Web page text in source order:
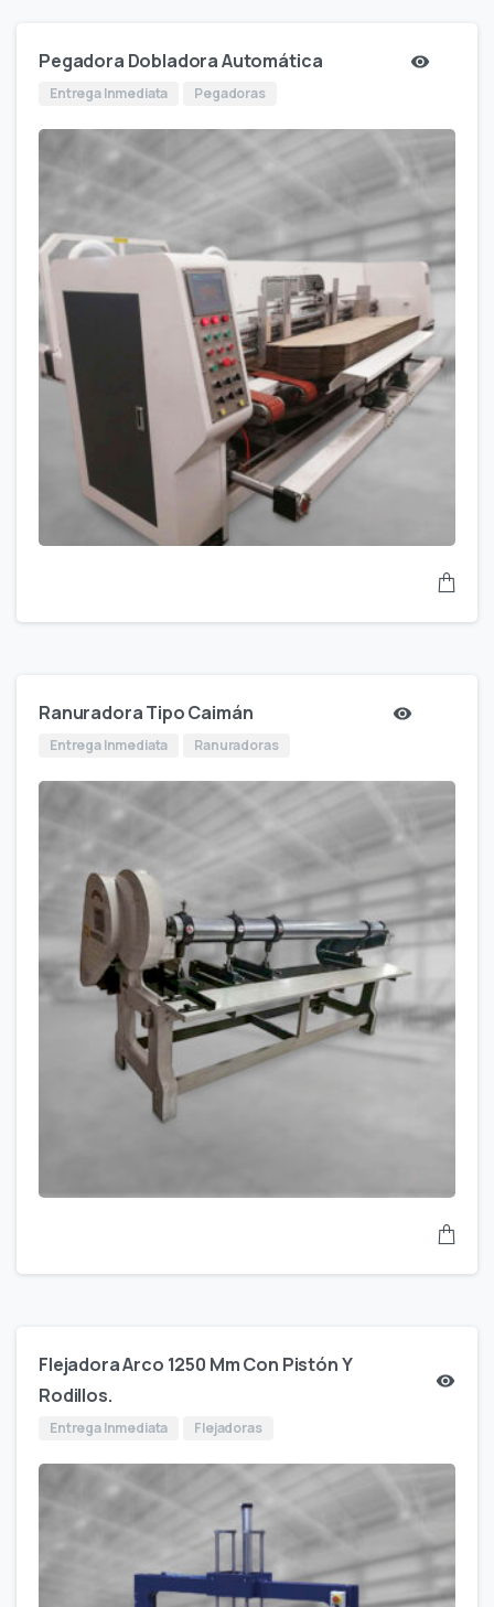
Pegadora Dobladora Automática
Entrega Inmediata Pegadoras
Ranuradora Tipo Caimán
Entrega Inmediata Ranuradoras
Flejadora Arco 1250 Mm Con Pistón Y
Rodillos.
Entrega Inmediata Flejadoras